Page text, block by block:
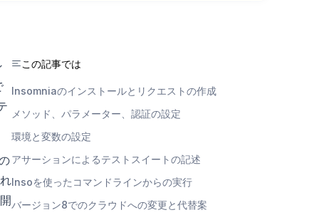
この記事では
Insomniaのインストールとリクエストの作成
メソッド、パラメーター、認証の設定
環境と変数の設定
アサーションによるテストスイートの記述
Insoを使ったコマンドラインからの実行
バージョン8でのクラウドへの変更と代替案